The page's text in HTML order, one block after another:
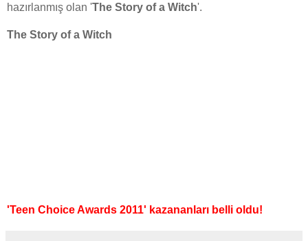
hazırlanmış olan 'The Story of a Witch'.
The Story of a Witch
'Teen Choice Awards 2011' kazananları belli oldu!